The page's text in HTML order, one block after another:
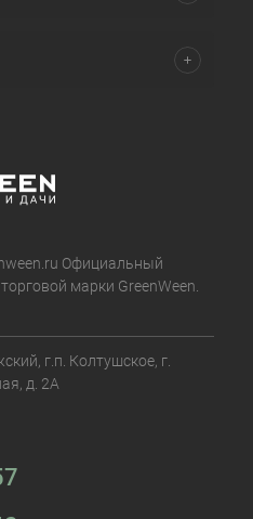
Официальный
марки GreenWeen.
г.п. Колтушское, г.
д. 2А